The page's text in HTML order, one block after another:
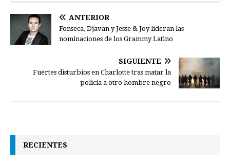
ANTERIOR
Fonseca, Djavan y Jesse & Joy lideran las
nominaciones de los Grammy Latino
SIGUIENTE
Fuertes disturbios en Charlotte tras matar la
policía a otro hombre negro
RECIENTES